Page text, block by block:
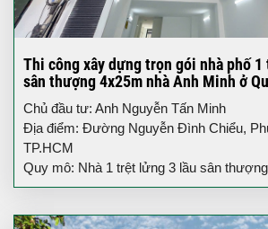
Thi công xây dựng trọn gói nhà phố
sân thượng 4x25m nhà Anh Minh ở
Chủ đầu tư: Anh Nguyễn Tấn Minh
Địa điểm: Đường Nguyễn Đình Chiểu,
TP.HCM
Quy mô: Nhà 1 trệt lửng 3 lầu sân thượng